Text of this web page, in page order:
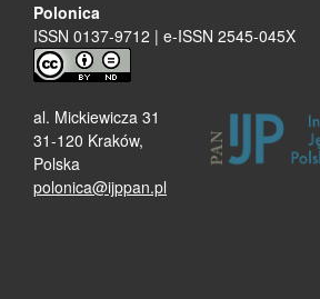
Polonica
ISSN 0137-9712 | e-ISSN 2545-045X
al. Mickiewicza 31
31-120 Kraków,
Polska
polonica@ijppan.pl